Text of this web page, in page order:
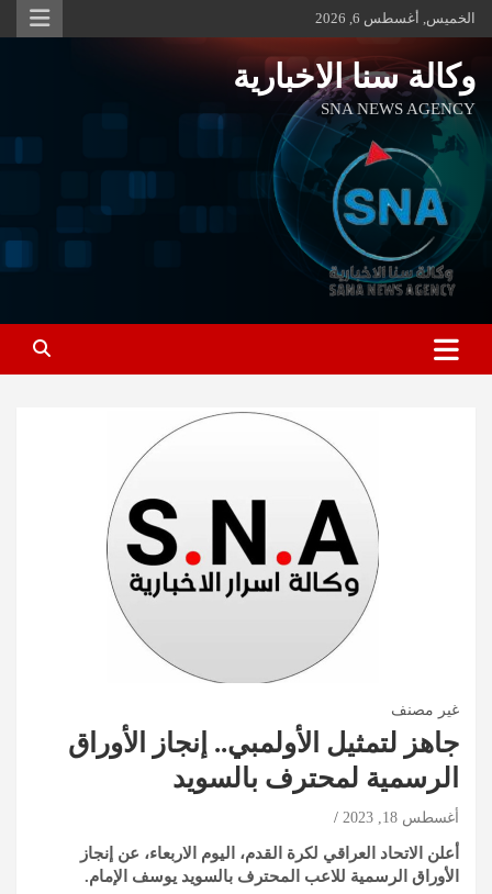
Skipالخميس, أغسطس 6, 2026
وكالة سنا الاخبارية
SNA NEWS AGENCY
غير مصنف
جاهز لتمثيل الأولمبي.. إنجاز الأوراق
الرسمية لمحترف بالسويد
أغسطس 18, 2023
أعلن الاتحاد العراقي لكرة القدم، اليوم الاربعاء، عن إنجاز
الأوراق الرسمية للاعب المحترف بالسويد يوسف الإمام.